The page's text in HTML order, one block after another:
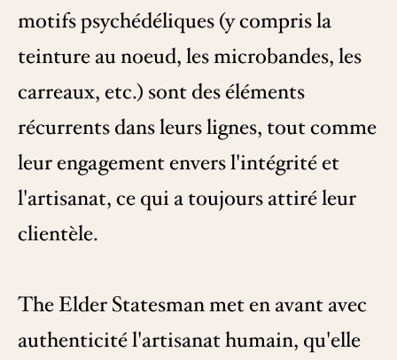
motifs psychédéliques (y compris la
teinture au noeud, les microbandes, les
carreaux, etc.) sont des éléments
récurrents dans leurs lignes, tout comme
leur engagement envers l'intégrité et
l'artisanat, ce qui a toujours attiré leur
clientèle.
The Elder Statesman met en avant avec
authenticité l'artisanat humain, qu'elle